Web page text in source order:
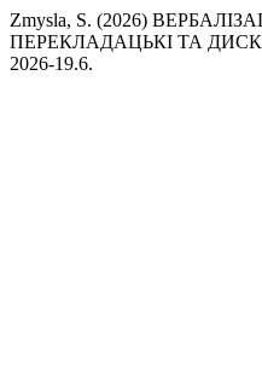
Zmysla, S. (2026)
ПЕРЕКЛАДАЦЬКІ ТА
2026-19.6.